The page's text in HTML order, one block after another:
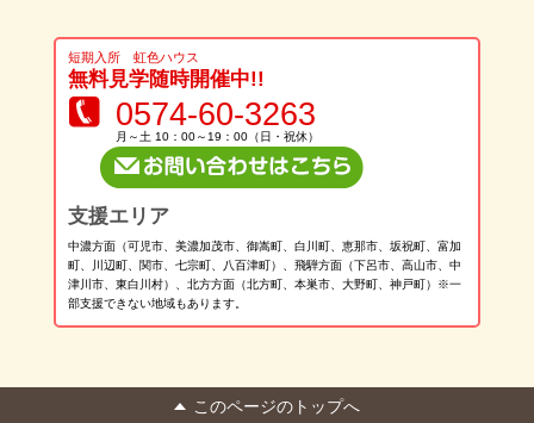
短期入所 虹色ハウス
無料見学随時開催中!!
0574-60-3263
月～土 10：00～19：00（日・祝休）
支援エリア
中濃方面（可児市、美濃加茂市、御嵩町、白川町、恵那市、坂祝町、富加
町、川辺町、関市、七宗町、八百津町）、飛騨方面（下呂市、高山市、中
津川市、東白川村）、北方方面（北方町、本巣市、大野町、神戸町）※一
部支援できない地域もあります。
このページのトップへ